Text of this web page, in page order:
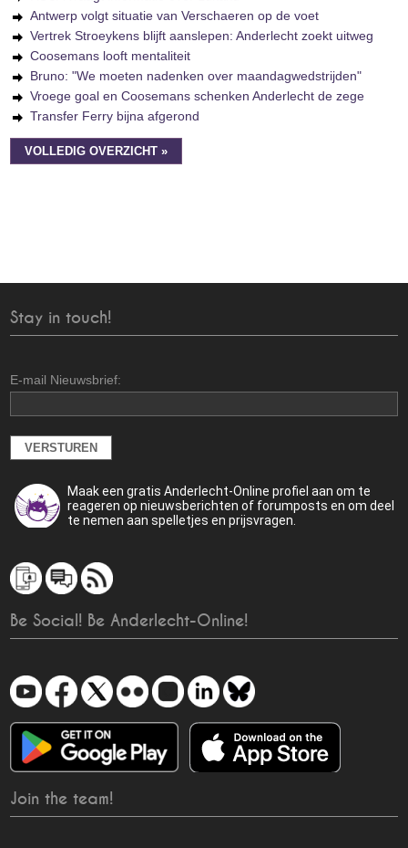
Antwerp volgt situatie van Verschaeren op de voet
Vertrek Stroeykens blijft aanslepen: Anderlecht zoekt uitweg
Coosemans looft mentaliteit
Bruno: "We moeten nadenken over maandagwedstrijden"
Vroege goal en Coosemans schenken Anderlecht de zege
Transfer Ferry bijna afgerond
VOLLEDIG OVERZICHT »
Stay in touch!
E-mail Nieuwsbrief:
Maak een gratis Anderlecht-Online profiel aan om te
reageren op nieuwsberichten of forumposts en om deel
te nemen aan spelletjes en prijsvragen.
Be Social! Be Anderlecht-Online!
Join the team!